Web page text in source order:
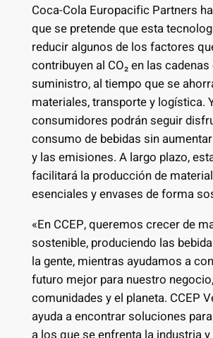
Coca-Cola Europacific Partners
que se pretende que esta
reducir algunos de los factores
contribuyen al CO₂ en las cadenas
suministro, al tiempo que se
materiales, transporte y logística.
consumidores podrán seguir
consumo de bebidas sin
y las emisiones. A largo plazo,
facilitará la producción de
esenciales y envases de forma
«En CCEP, queremos crecer de
sostenible, produciendo las
la gente, mientras ayudamos a
futuro mejor para nuestro
comunidades y el planeta. CCEP
ayuda a encontrar soluciones